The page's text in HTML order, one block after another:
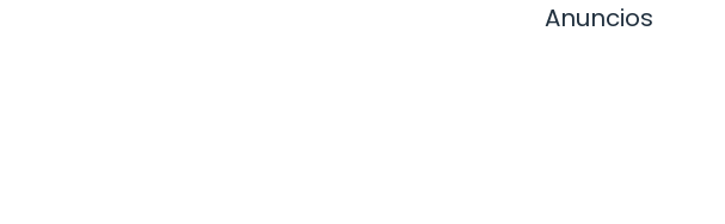
Anuncios